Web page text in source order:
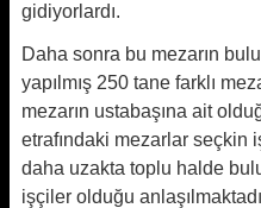
gidiyorlardı.
Daha sonra bu mezarın
yapılmış 250 tane farklı
mezarın ustabaşına ait
etrafındaki mezarlar seçkin
daha uzakta toplu halde
işçiler olduğu